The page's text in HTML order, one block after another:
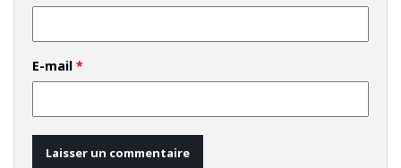
E-mail *